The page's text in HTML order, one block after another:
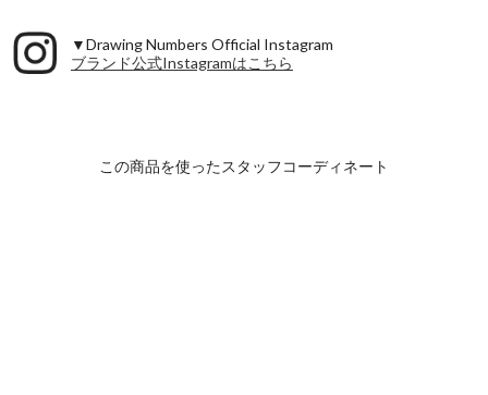
▼Drawing Numbers Official Instagram
ブランド公式Instagramはこちら